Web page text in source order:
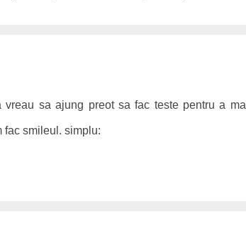
sa ajung preot sa fac teste pentru a ma
fac smileul. simplu: